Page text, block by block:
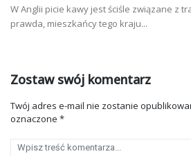
W Anglii picie kawy jest ściśle związane z
prawda, mieszkańcy tego kraju...
Zostaw swój komentarz
Twój adres e-mail nie zostanie
oznaczone *